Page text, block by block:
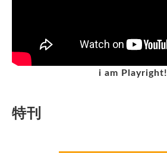
i am Playright!
特刊